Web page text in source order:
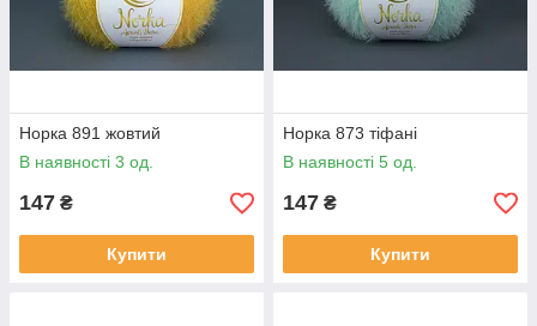
Норка 891 жовтий
В наявності 3 од.
147 ₴
Купити
Норка 873 тіфані
В наявності 5 од.
147 ₴
Купити